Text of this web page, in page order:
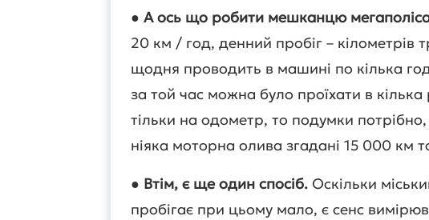
● А ось що робити мешканцю
20 км / год, денний пробіг –
щодня проводить в машині по кілька
за той час можна було проїхати в
тільки на одометр, то подумки
ніяка моторна олива згадані 15 000 км
● Втім, є ще один спосіб. Оскільки
пробігає при цьому мало, є сенс